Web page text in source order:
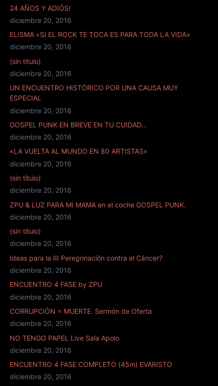
24 AÑOS Y ADIÓS!
diciembre 20, 2016
ELISMA «SI EL ROCK TE TOCA ES PARA TODA LA VIDA»
diciembre 20, 2016
(sin título)
diciembre 20, 2016
UN ENCUENTRO HISTÓRICO POR UNA CAUSA MUY
ESPECIAL
diciembre 20, 2016
GOSPEL PUNK EN BREVE EN TU CUIDAD…
diciembre 20, 2016
«LA VUELTA AL MUNDO EN 80 ARTISTAS»
diciembre 20, 2016
(sin título)
diciembre 20, 2016
ZPU & LUZ PARA MI MAMA en el coche GOSPEL PUNK.
diciembre 20, 2016
(sin título)
diciembre 20, 2016
Ideas para la III Peregrinación contra el Cáncer?
diciembre 20, 2016
ENCUENTRO 4 FASE by ZPU
diciembre 20, 2016
CORRUPCIÓN = MUERTE. Sermón de Oferta
diciembre 20, 2016
NO TENGO PAPEL Live Sala Apolo
diciembre 20, 2016
ENCUENTRO 4 FASE COMPLETO (45m) EVARISTO
diciembre 20, 2016